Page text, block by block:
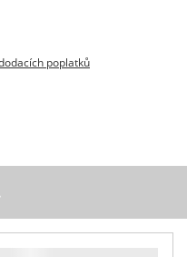
poplatků